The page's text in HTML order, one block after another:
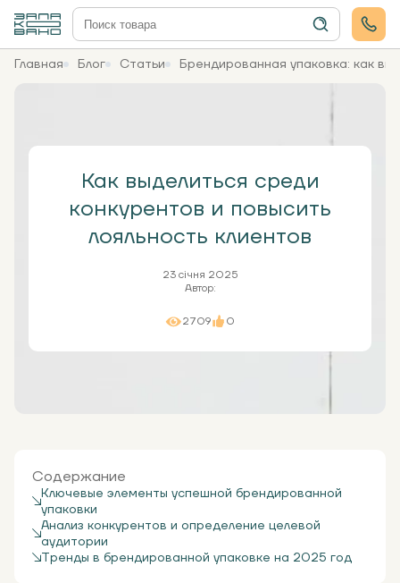
Главная Блог Статьи Брендированная упаковка: как
Как выделиться среди
конкурентов и повысить
лояльность клиентов
23 січня 2025
Автор:
2709 0
Содержание
Ключевые элементы успешной брендированной
упаковки
Анализ конкурентов и определение целевой
аудитории
Тренды в брендированной упаковке на 2025 год